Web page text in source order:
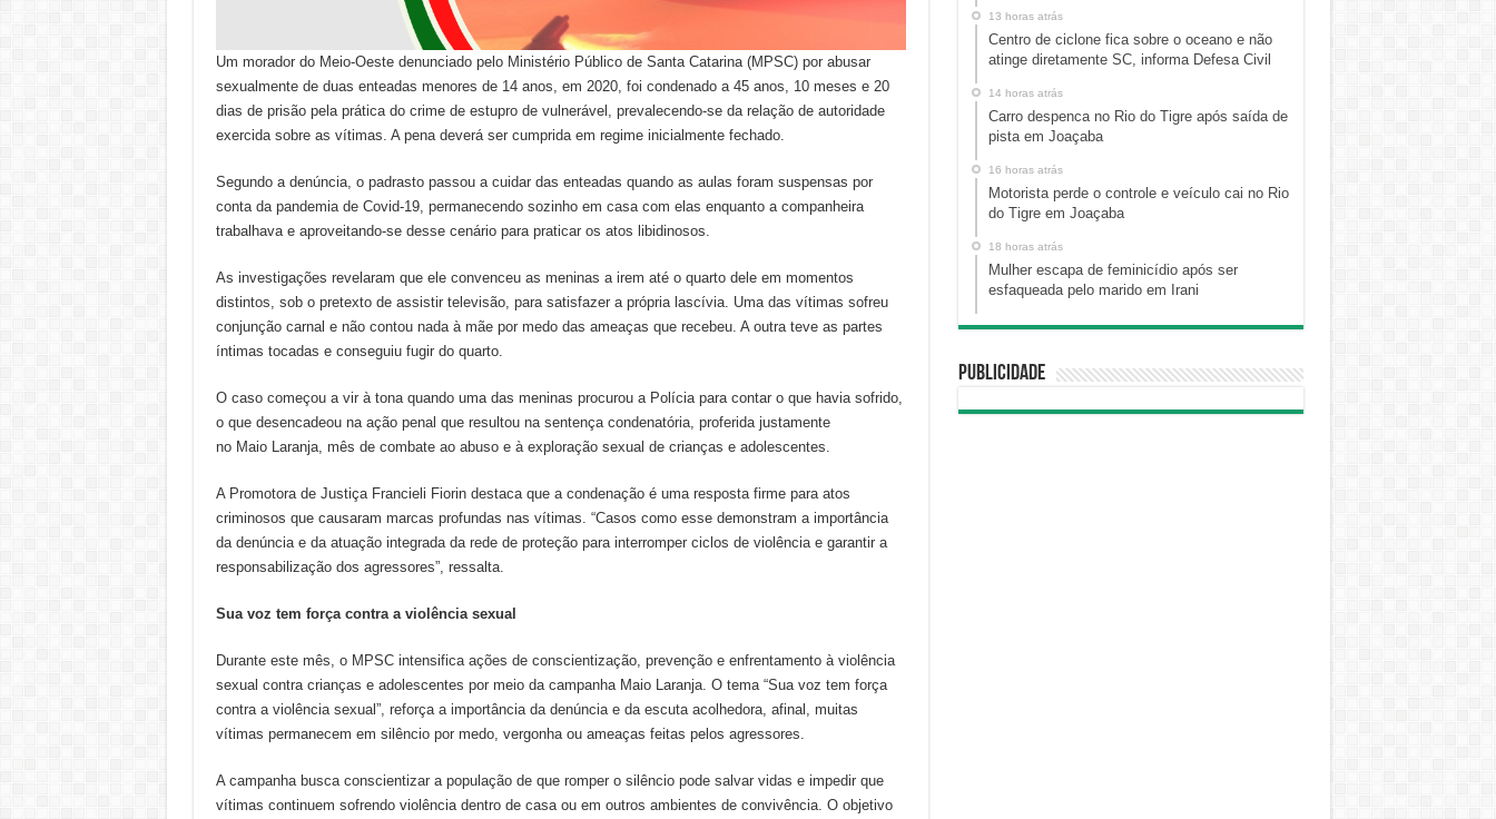
Um morador do Meio-Oeste denunciado pelo Ministério Público de Santa Catarina (MPSC) por abusar
sexualmente de duas enteadas menores de 14 anos, em 2020, foi condenado a 45 anos, 10 meses e 20
dias de prisão pela prática do crime de estupro de vulnerável, prevalecendo-se da relação de autoridade
exercida sobre as vítimas. A pena deverá ser cumprida em regime inicialmente fechado.
Segundo a denúncia, o padrasto passou a cuidar das enteadas quando as aulas foram suspensas por
conta da pandemia de Covid-19, permanecendo sozinho em casa com elas enquanto a companheira
trabalhava e aproveitando-se desse cenário para praticar os atos libidinosos.
As investigações revelaram que ele convenceu as meninas a irem até o quarto dele em momentos
distintos, sob o pretexto de assistir televisão, para satisfazer a própria lascívia. Uma das vítimas sofreu
conjunção carnal e não contou nada à mãe por medo das ameaças que recebeu. A outra teve as partes
íntimas tocadas e conseguiu fugir do quarto.
O caso começou a vir à tona quando uma das meninas procurou a Polícia para contar o que havia sofrido,
o que desencadeou na ação penal que resultou na sentença condenatória, proferida justamente
no Maio Laranja, mês de combate ao abuso e à exploração sexual de crianças e adolescentes.
A Promotora de Justiça Francieli Fiorin destaca que a condenação é uma resposta firme para atos
criminosos que causaram marcas profundas nas vítimas. “Casos como esse demonstram a importância
da denúncia e da atuação integrada da rede de proteção para interromper ciclos de violência e garantir a
responsabilização dos agressores”, ressalta.
Sua voz tem força contra a violência sexual
Durante este mês, o MPSC intensifica ações de conscientização, prevenção e enfrentamento à violência
sexual contra crianças e adolescentes por meio da campanha Maio Laranja. O tema “Sua voz tem força
contra a violência sexual”, reforça a importância da denúncia e da escuta acolhedora, afinal, muitas
vítimas permanecem em silêncio por medo, vergonha ou ameaças feitas pelos agressores.
A campanha busca conscientizar a população de que romper o silêncio pode salvar vidas e impedir que
vítimas continuem sofrendo violência dentro de casa ou em outros ambientes de convivência. O objetivo
13 horas atrás
Centro de ciclone fica sobre o oceano e não
atinge diretamente SC, informa Defesa Civil
14 horas atrás
Carro despenca no Rio do Tigre após saída de
pista em Joaçaba
16 horas atrás
Motorista perde o controle e veículo cai no Rio
do Tigre em Joaçaba
18 horas atrás
Mulher escapa de feminicídio após ser
esfaqueada pelo marido em Irani
Publicidade